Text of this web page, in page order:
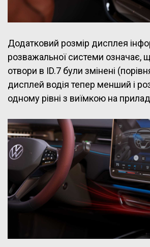
Додатковий розмір дисплея
розважальної системи означає,
отвори в ID.7 були змінені
дисплей водія тепер менший і
одному рівні з виїмкою на